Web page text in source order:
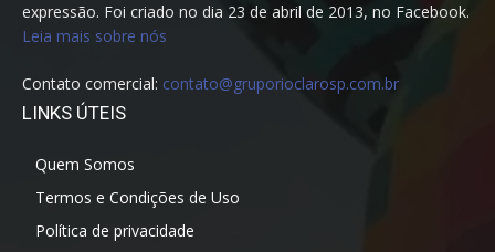
expressão. Foi criado no dia 23 de abril de 2013, no Facebook.
Leia mais sobre nós
Contato comercial: contato@gruporioclarosp.com.br
LINKS ÚTEIS
Quem Somos
Termos e Condições de Uso
Política de privacidade